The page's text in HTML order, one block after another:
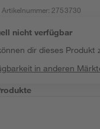
Artikelnummer: 2753730
nicht verfügbar
dir dieses Produkt
in anderen